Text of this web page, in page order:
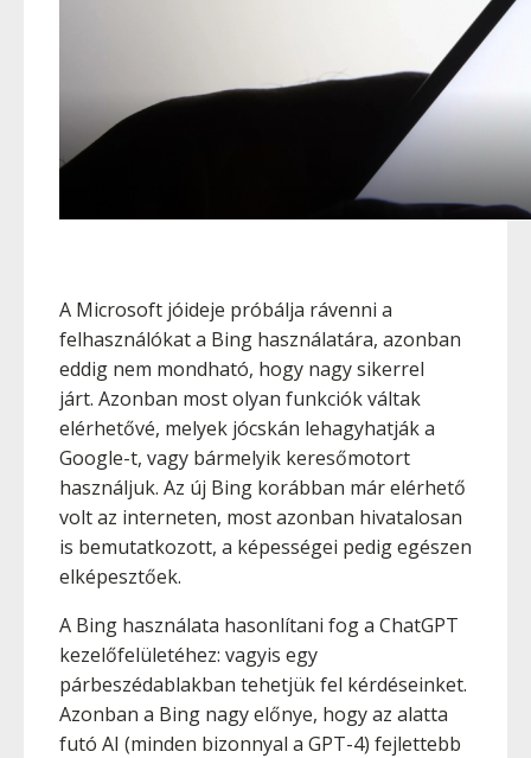
A Microsoft jóideje próbálja rávenni a
felhasználókat a Bing használatára, azonban
eddig nem mondható, hogy nagy sikerrel
járt. Azonban most olyan funkciók váltak
elérhetővé, melyek jócskán lehagyhatják a
Google-t, vagy bármelyik keresőmotort
használjuk. Az új Bing korábban már elérhető
volt az interneten, most azonban hivatalosan
is bemutatkozott, a képességei pedig egészen
elképesztőek.
A Bing használata hasonlítani fog a ChatGPT
kezelőfelületéhez: vagyis egy
párbeszédablakban tehetjük fel kérdéseinket.
Azonban a Bing nagy előnye, hogy az alatta
futó AI (minden bizonnyal a GPT-4) fejlettebb